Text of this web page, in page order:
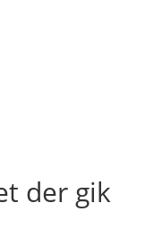
der gik